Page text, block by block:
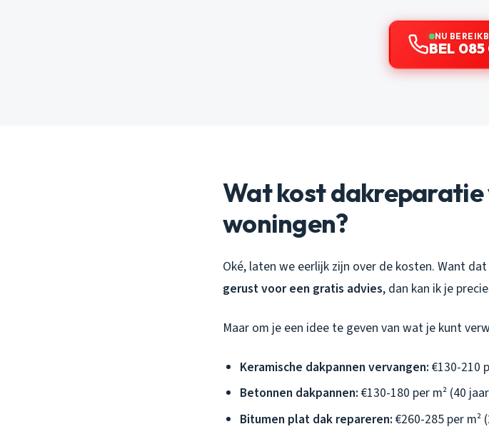
NU
BEL 085
Wat kost dakreparatie
woningen?
Oké, laten we eerlijk zijn over de kosten. Want
gerust voor een gratis advies, dan kan ik je
Maar om je een idee te geven van wat je kunt
Keramische dakpannen vervangen: €130-210
Betonnen dakpannen: €130-180 per m² (40
Bitumen plat dak repareren: €260-285 per m²